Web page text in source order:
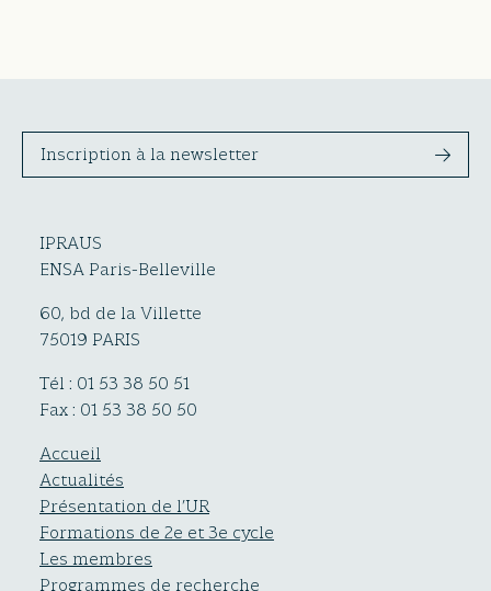
Inscription à la newsletter
IPRAUS
ENSA Paris-Belleville
60, bd de la Villette
75019 PARIS
Tél : 01 53 38 50 51
Fax : 01 53 38 50 50
Accueil
Actualités
Présentation de l’UR
Formations de 2e et 3e cycle
Les membres
Programmes de recherche